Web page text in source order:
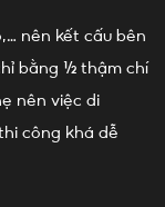
nên kết cấu bên
bằng ½ thậm chí
nên việc di
công khá dễ